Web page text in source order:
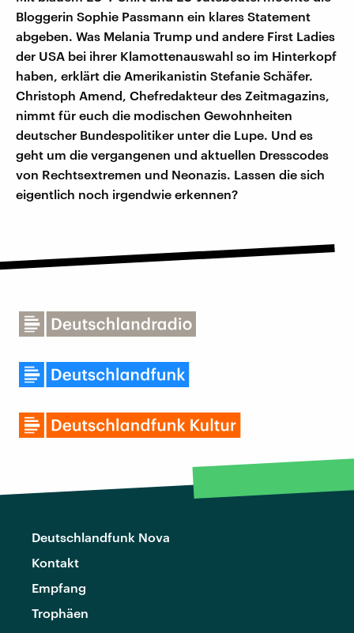
Bloggerin Sophie Passmann ein klares Statement
abgeben. Was Melania Trump und andere First Ladies
der USA bei ihrer Klamottenauswahl so im Hinterkopf
haben, erklärt die Amerikanistin Stefanie Schäfer.
Christoph Amend, Chefredakteur des Zeitmagazins,
nimmt für euch die modischen Gewohnheiten
deutscher Bundespolitiker unter die Lupe. Und es
geht um die vergangenen und aktuellen Dresscodes
von Rechtsextremen und Neonazis. Lassen die sich
eigentlich noch irgendwie erkennen?
Deutschlandfunk Nova
Kontakt
Empfang
Trophäen